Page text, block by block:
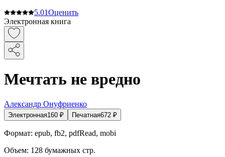
5.01Оценить
Электронная книга
Мечтать не вредно
Александр Онуфриенко
Электронная160 ₽ Печатная672 ₽
Формат: epub, fb2, pdfRead, mobi
Объем: 128 бумажных стр.